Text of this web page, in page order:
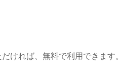
ければ、無料で利用できます。